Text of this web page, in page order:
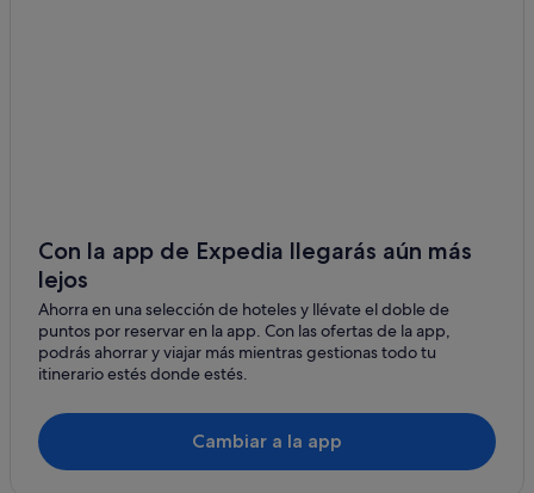
Hoteles con bar en Playa Paraíso
Hoteles con todo incluido en Tenerife
Hoteles con spa en Playa Paraíso
Iberostar hoteles en Playa Paraíso
Iberostar hoteles en Callao Salvaje
Playa Paraíso hoteles
Con la app de Expedia llegarás aún más
lejos
Ahorra en una selección de hoteles y llévate el doble de
puntos por reservar en la app. Con las ofertas de la app,
podrás ahorrar y viajar más mientras gestionas todo tu
itinerario estés donde estés.
Cambiar a la app